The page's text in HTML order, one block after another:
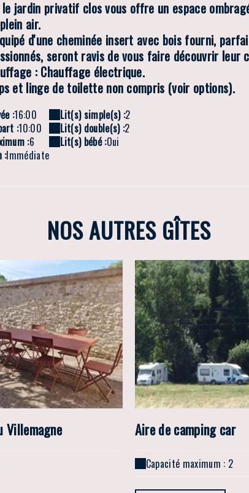
jardin privatif clos vous offre un espace
air.
d'une cheminée insert avec bois fourni,
seront ravis de vous faire découvrir
: Chauffage électrique.
et linge de toilette non compris (voir options).
:16:00
:10:00
:6
:Immédiate
Lit(s) simple(s) :2
Lit(s) double(s) :2
Lit(s) bébé :Oui
NOS AUTRES GÎTES
Villemagne Aire de camping car
Capacité maximum : 2